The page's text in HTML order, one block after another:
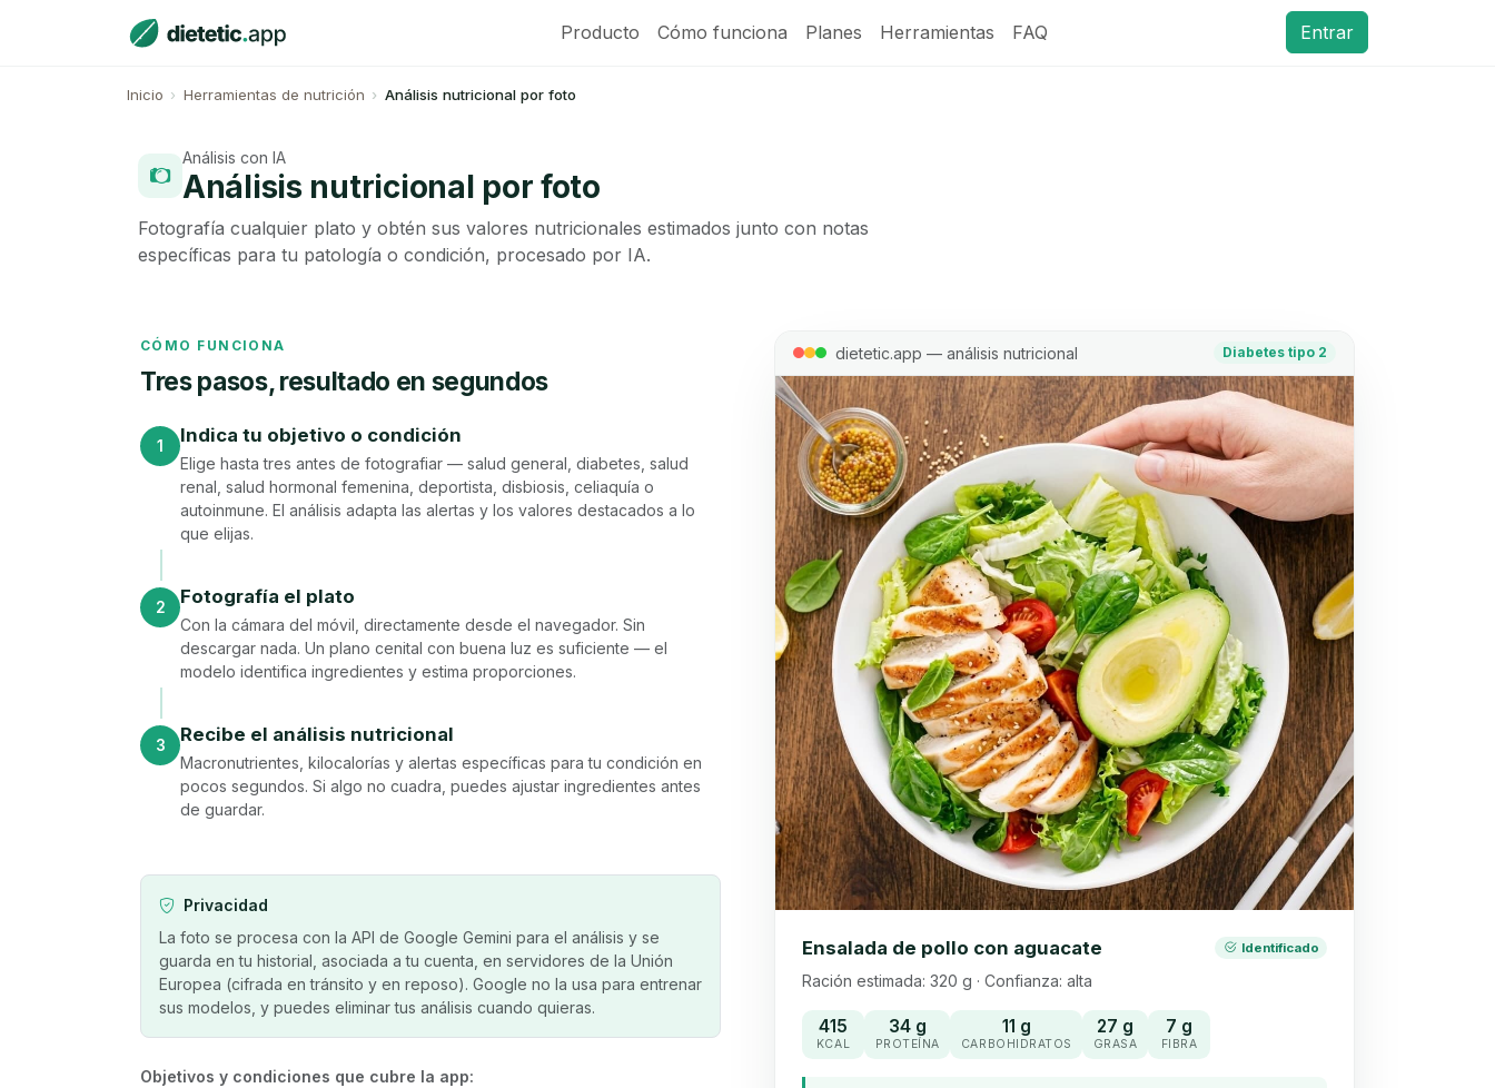
Producto Cómo funciona Planes Herramientas FAQ Entrar
Inicio Herramientas de nutrición Análisis nutricional por foto
Análisis con IA
Análisis nutricional por foto
Fotografía cualquier plato y obtén sus valores nutricionales estimados junto con notas
específicas para tu patología o condición, procesado por IA.
CÓMO FUNCIONA
Tres pasos, resultado en segundos
1
Indica tu objetivo o condición
Elige hasta tres antes de fotografiar — salud general, diabetes, salud
renal, salud hormonal femenina, deportista, disbiosis, celiaquía o
autoinmune. El análisis adapta las alertas y los valores destacados a lo
que elijas.
2
Fotografía el plato
Con la cámara del móvil, directamente desde el navegador. Sin
descargar nada. Un plano cenital con buena luz es suficiente — el
modelo identifica ingredientes y estima proporciones.
3
Recibe el análisis nutricional
Macronutrientes, kilocalorías y alertas específicas para tu condición en
pocos segundos. Si algo no cuadra, puedes ajustar ingredientes antes
de guardar.
Privacidad
La foto se procesa con la API de Google Gemini para el análisis y se
guarda en tu historial, asociada a tu cuenta, en servidores de la Unión
Europea (cifrada en tránsito y en reposo). Google no la usa para entrenar
sus modelos, y puedes eliminar tus análisis cuando quieras.
Objetivos y condiciones que cubre la app:
dietetic.app — análisis nutricional Diabetes tipo 2
Ensalada de pollo con aguacate
Ración estimada: 320 g · Confianza: alta
Identificado
415
KCAL
34 g
PROTEÍNA
11 g
CARBOHIDRATOS
27 g
GRASA
7 g
FIBRA